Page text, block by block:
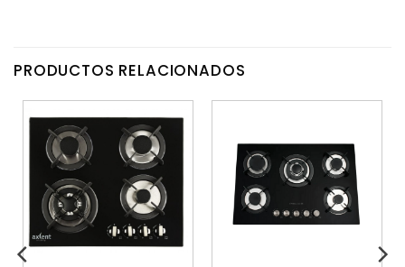
PRODUCTOS RELACIONADOS